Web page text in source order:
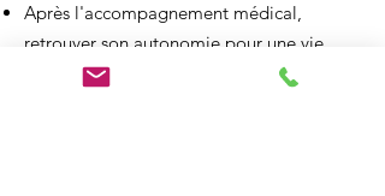
Après l'accompagnement médical,
retrouver son autonomie pour une vie
saine et équilibrée